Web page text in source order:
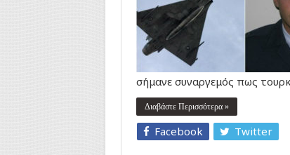
σήμανε συναργεμός πως
Διαβάστε Περισσότερα »
Facebook Twitter